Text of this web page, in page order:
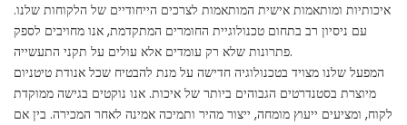
איכותיות ומותאמות אישית המותאמות לצרכים הייחודיים של הלקוחות שלנו.
עם ניסיון רב בתחום טכנולוגיית החומרים המתקדמת, אנו מחויבים לספק
פתרונות שלא רק עומדים אלא עולים על תקני התעשייה.
המפעל שלנו מצויד בטכנולוגיה חדישה על מנת להבטיח שכל אנודת טיטניום
מיוצרת בסטנדרטים הגבוהים ביותר של איכות. אנו נוקטים בגישה ממוקדת
לקוח, ומציעים ייעוץ מומחה, ייצור מהיר ותמיכה אמינה לאחר המכירה. בין אם